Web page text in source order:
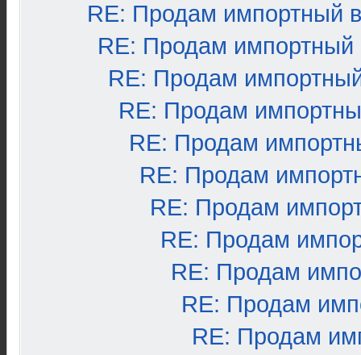
RE: Продам импортный
RE: Продам импортный
RE: Продам
RE: Продам
RE: Продам
RE: Продам
RE: Продам
RE: Продам
RE: Продам
RE: Продам
RE: Продам